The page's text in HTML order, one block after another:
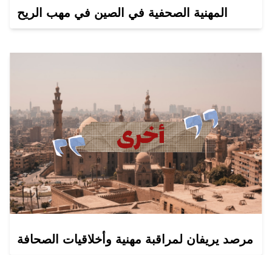
المهنية الصحفية في الصين في مهب الريح
مرصد يريفان لمراقبة مهنية وأخلاقيات الصحافة